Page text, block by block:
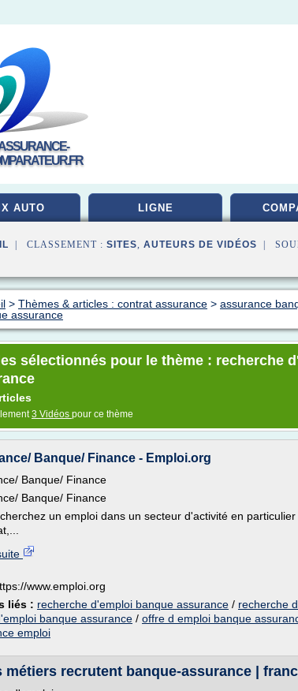
AUTO LIGNE
| CLASSEMENT : SITES, AUTEURS DE VIDÉOS |
> Thèmes & articles : contrat assurance > assurance
assurance
sélectionnés pour le thème : recherche
3 Vidéos pour ce thème
Banque/ Finance - Emploi.org
Banque/ Finance
Banque/ Finance
un emploi dans un secteur d'activité en particulier
www.emploi.org
liés : recherche d'emploi banque assurance / recherche
banque assurance / offre d emploi banque
emploi
métiers recrutent banque-assurance |